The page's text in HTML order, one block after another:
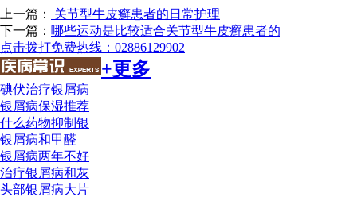
上一篇：
关节型牛皮癣患者的日常护理
下一篇： 哪些运动是比较适合关节型牛皮癣患者的
点击拨打免费热线：02886129902
+更多
碘伏治疗银屑病
银屑病保湿推荐
什么药物抑制银
银屑病和甲醛
银屑病两年不好
治疗银屑病和灰
头部银屑病大片